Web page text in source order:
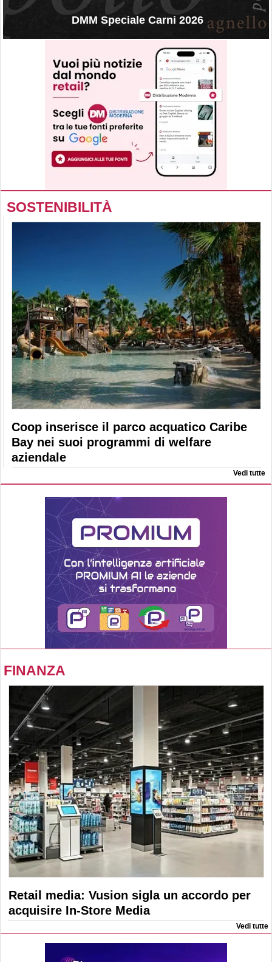
DMM Speciale Carni 2026
SOSTENIBILITÀ
Coop inserisce il parco acquatico Caribe
Bay nei suoi programmi di welfare
aziendale
Vedi tutte
FINANZA
Retail media: Vusion sigla un accordo per
acquisire In-Store Media
Vedi tutte